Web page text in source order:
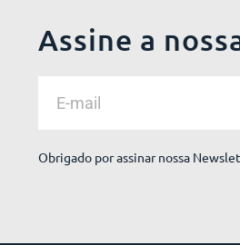
Assine a
Obrigado por assinar nossa